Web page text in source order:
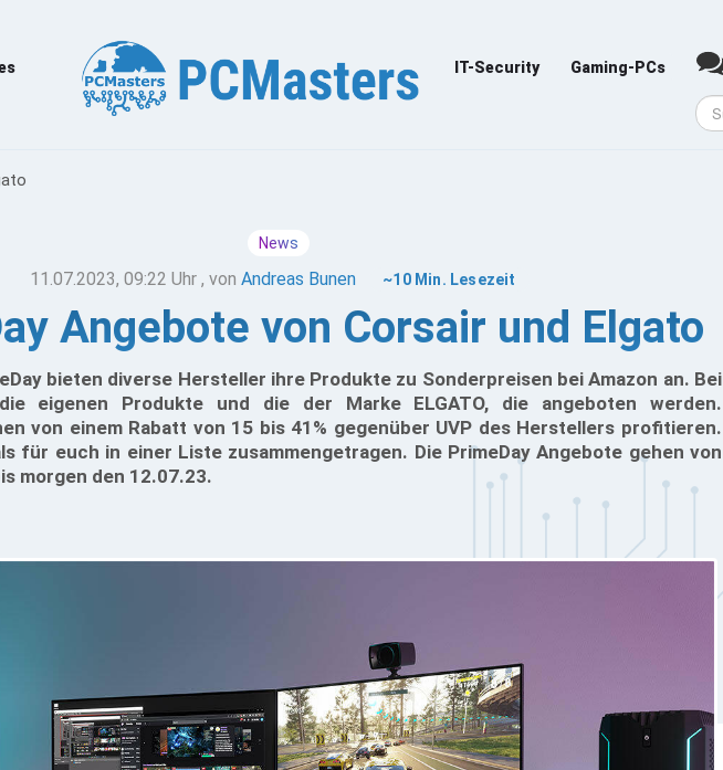
IT-Security Gaming-PCs
News
11.07.2023, 09:22 Uhr , vonAndreas Bunen ~10 Min. Lesezeit
Angebote von Corsair und Elgato
bieten diverse Hersteller ihre Produkte zu Sonderpreisen bei Amazon an. Bei
eigenen Produkte und die der Marke ELGATO, die angeboten werden.
von einem Rabatt von 15 bis 41% gegenüber UVP des Herstellers profitieren.
für euch in einer Liste zusammengetragen. Die PrimeDay Angebote gehen von
morgen den 12.07.23.